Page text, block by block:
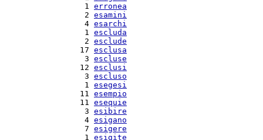
   1
erronea
   2
esamini
   4
esarchi
   1
escluda
   2
esclude
  17
esclusa
   3
escluse
  12
esclusi
   3
escluso
   1
esegesi
  11
esempio
  11
esequie
   3
esibire
   4
esigano
   7
esigere
   1
esigite